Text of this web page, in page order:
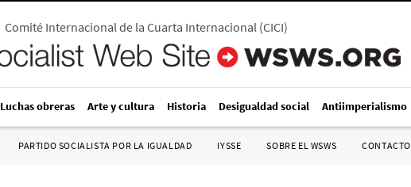
Comité Internacional de la Cuarta Internacional (CICI)
Luchas obreras Arte y cultura Historia Desigualdad social Antiimperialismo
PARTIDO SOCIALISTA POR LA IGUALDAD IYSSE SOBRE EL WSWS CONTACTO